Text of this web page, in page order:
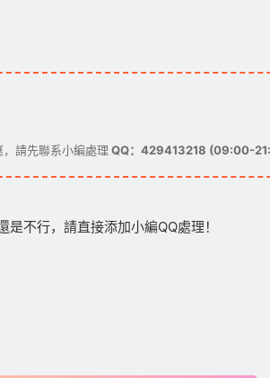
請先聯系小編處理 QQ：429413218 (09:00-
不行，請直接添加小編QQ處理！